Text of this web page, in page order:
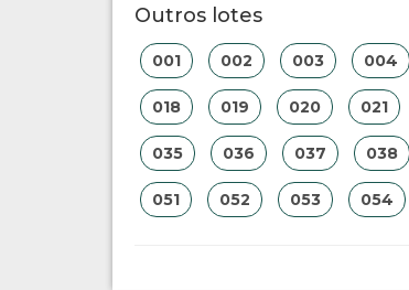
Outros lotes
001 002 003 004
018 019 020 021
035 036 037 038
051 052 053 054